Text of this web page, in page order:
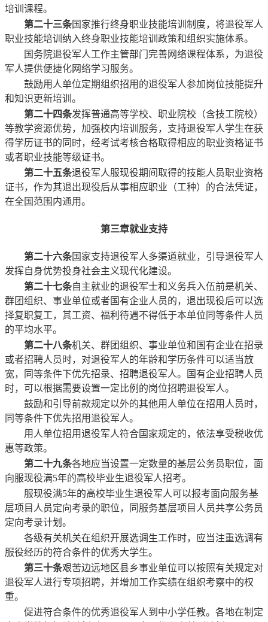
培训课程。
第二十三条国家推行终身职业技能培训制度，将退役军人
职业技能培训纳入终身职业技能培训政策和组织实施体系。
国务院退役军人工作主管部门完善网络课程体系，为退役
军人提供便捷化网络学习服务。
鼓励用人单位定期组织招用的退役军人参加岗位技能提升
和知识更新培训。
第二十四条发挥普通高等学校、职业院校（含技工院校）
等教学资源优势，加强校内培训服务，支持退役军人学生在获
得学历证书的同时，经考试考核合格取得相应的职业资格证书
或者职业技能等级证书。
第二十五条退役军人服现役期间取得的技能人员职业资格
证书，作为其退出现役后从事相应职业（工种）的合法凭证，
在全国范围内通用。
第三章就业支持
第二十六条国家支持退役军人多渠道就业，引导退役军人
发挥自身优势投身社会主义现代化建设。
第二十七条自主就业的退役军士和义务兵入伍前是机关、
群团组织、事业单位或者国有企业人员的，退出现役后可以选
择复职复工，其工资、福利待遇不得低于本单位同等条件人员
的平均水平。
第二十八条机关、群团组织、事业单位和国有企业在招录
或者招聘人员时，对退役军人的年龄和学历条件可以适当放
宽，同等条件下优先招录、招聘退役军人。国有企业招聘人员
时，可以根据需要设置一定比例的岗位招聘退役军人。
鼓励和引导前款规定以外的其他用人单位在招用人员时，
同等条件下优先招用退役军人。
用人单位招用退役军人符合国家规定的，依法享受税收优
惠等政策。
第二十九条各地应当设置一定数量的基层公务员职位，面
向服现役满5年的高校毕业生退役军人招考。
服现役满5年的高校毕业生退役军人可以报考面向服务基
层项目人员定向考录的职位，同服务基层项目人员共享公务员
定向考录计划。
各级有关机关在组织开展选调生工作时，应当注重选调有
服役经历的符合条件的优秀大学生。
第三十条艰苦边远地区县乡事业单位可以按照有关规定对
退役军人进行专项招聘，并增加工作实绩在组织考察中的权
重。
促进符合条件的优秀退役军人到中小学任教。各地在制定